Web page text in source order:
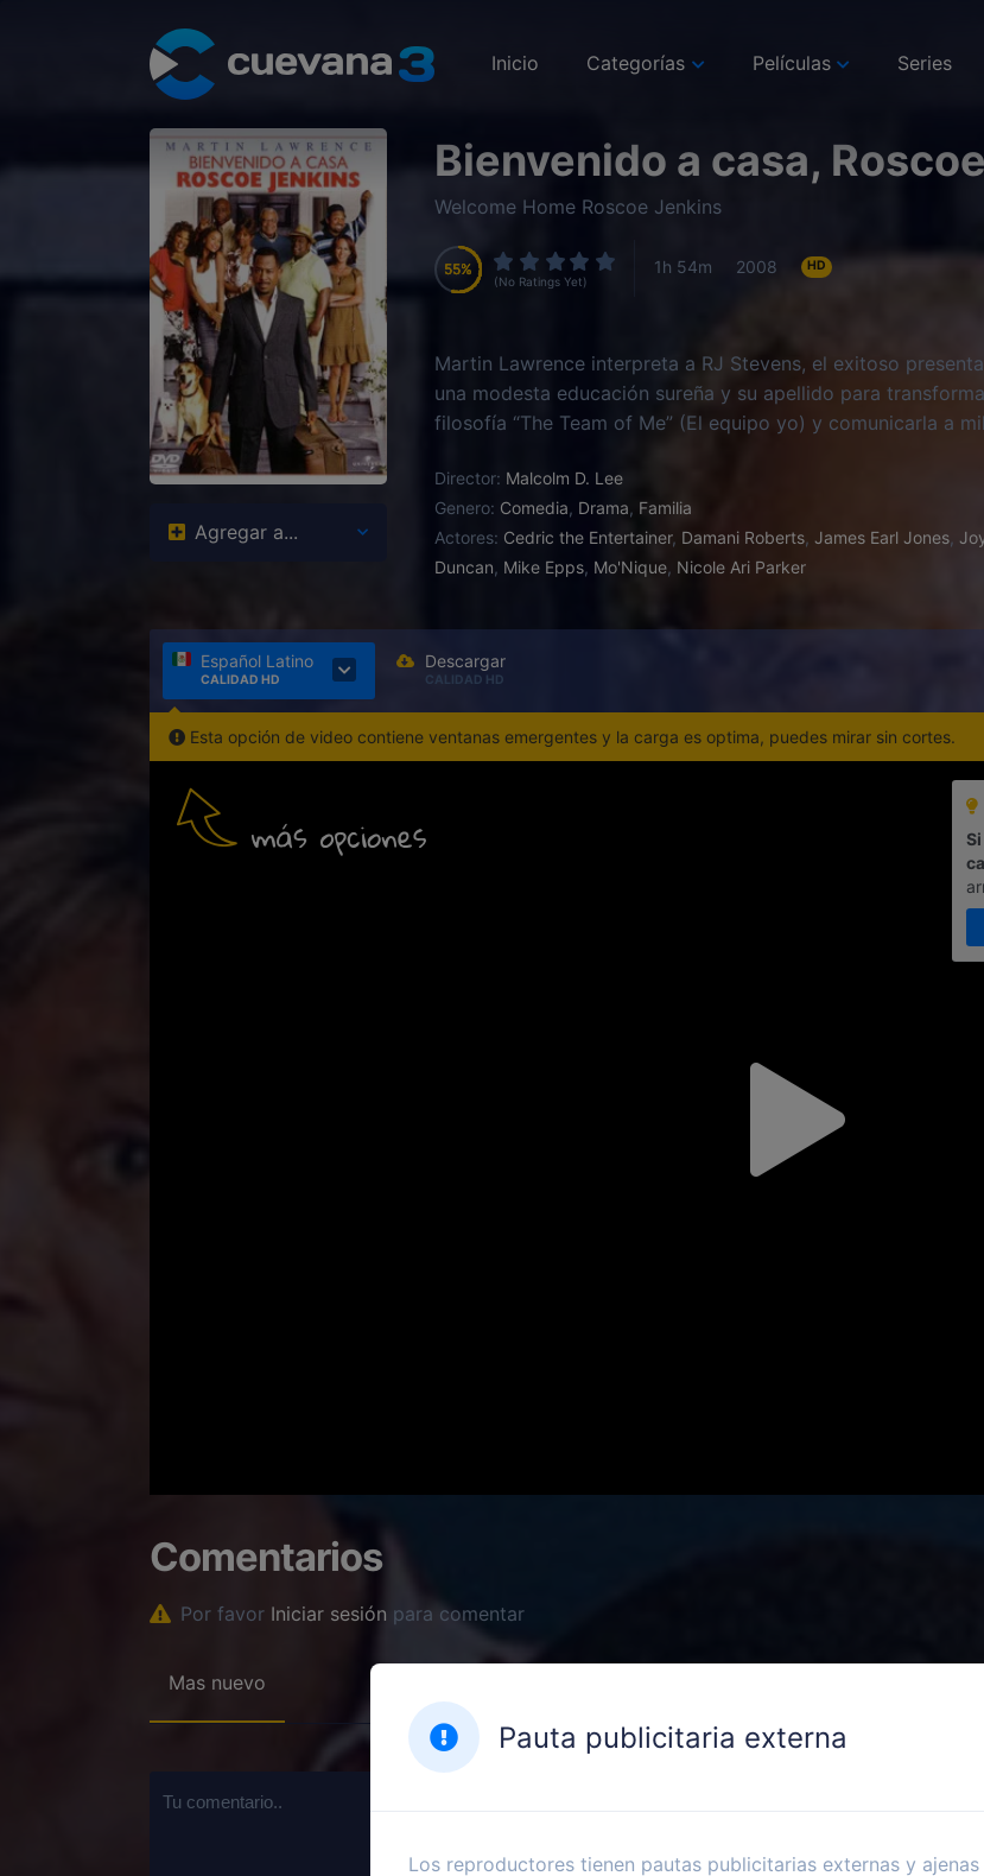
Inicio Categorías Películas Series
Agregar a...
Bienvenido a casa,
Welcome Home Roscoe Jenkins
55
55
55
55
(No Ratings Yet)
1h 54m 2008 HD
Martin Lawrence interpreta a RJ Stevens, el exitoso
una modesta educación sureña y su apellido para
filosofía “The Team of Me” (El equipo yo) y comunicarla a
Director: Malcolm D. Lee
Genero: Comedia, Drama Familia
Actores: Cedric the Entertainer, Damani Roberts James Earl Jones
Duncan Mike Epps, Mo'Nique, Nicole Ari Parker
Español Latino
CALIDAD HD
Descargar
CALIDAD HD
Esta opción de video contiene ventanas emergentes y la carga es optima, puedes mirar sin cortes.
Comentarios
Por favor Iniciar sesión para comentar
Mas nuevo
Pauta publicitaria externa
Los reproductores tienen pautas publicitarias externas y